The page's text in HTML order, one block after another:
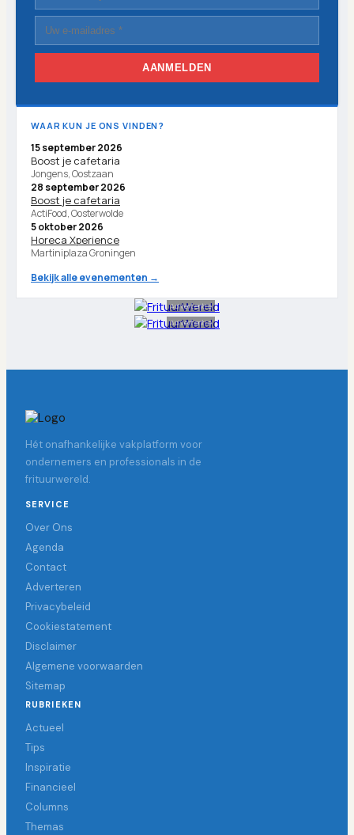
AANMELDEN
WAAR KUN JE ONS VINDEN?
15 september 2026
Boost je cafetaria
Jongens, Oostzaan
28 september 2026
Boost je cafetaria
ActiFood, Oosterwolde
5 oktober 2026
Horeca Xperience
Martiniplaza Groningen
Bekijk alle evenementen →
Advertentie
Advertentie
Hét onafhankelijke vakplatform voor
ondernemers en professionals in de
frituurwereld.
SERVICE
Over Ons
Agenda
Contact
Adverteren
Privacybeleid
Cookiestatement
Disclaimer
Algemene voorwaarden
Sitemap
RUBRIEKEN
Actueel
Tips
Inspiratie
Financieel
Columns
Themas